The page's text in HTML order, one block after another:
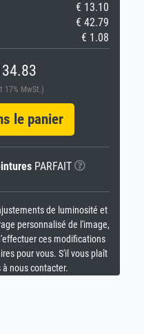
€ 13.10
€ 42.79
€ 1.08
17% MwSt.)
le panier
PARFAIT
de luminosité et
personnalisé de l'image,
ces modifications
pour vous. S'il vous plaît
à nous contacter.